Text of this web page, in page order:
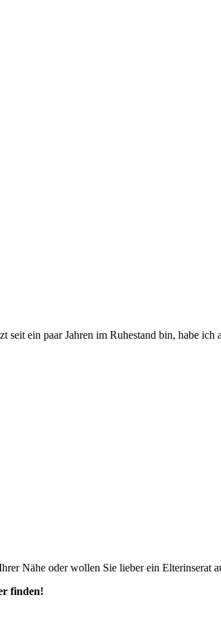
ein paar Jahren im Ruhestand bin, habe
Nähe oder wollen Sie lieber ein Elterinserat
finden!